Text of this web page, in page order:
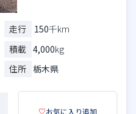
走行 150千km
積載 4,000kg
住所 栃木県
♡お気に入り追加